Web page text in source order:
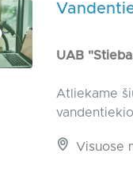
UAB
Atliekame
Visuose